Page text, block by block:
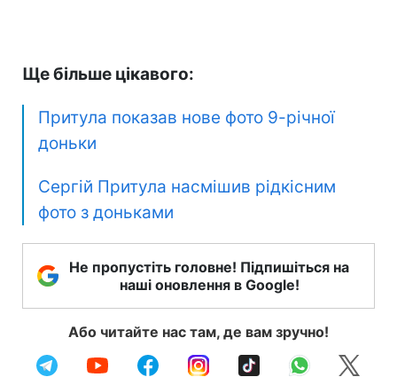
Ще більше цікавого:
Притула показав нове фото 9-річної
доньки
Сергій Притула насмішив рідкісним
фото з доньками
Не пропустіть головне! Підпишіться на
наші оновлення в Google!
Або читайте нас там, де вам зручно!